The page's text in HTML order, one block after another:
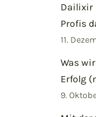
Dailixir
Profis
11.
Was
Erfolg
9.